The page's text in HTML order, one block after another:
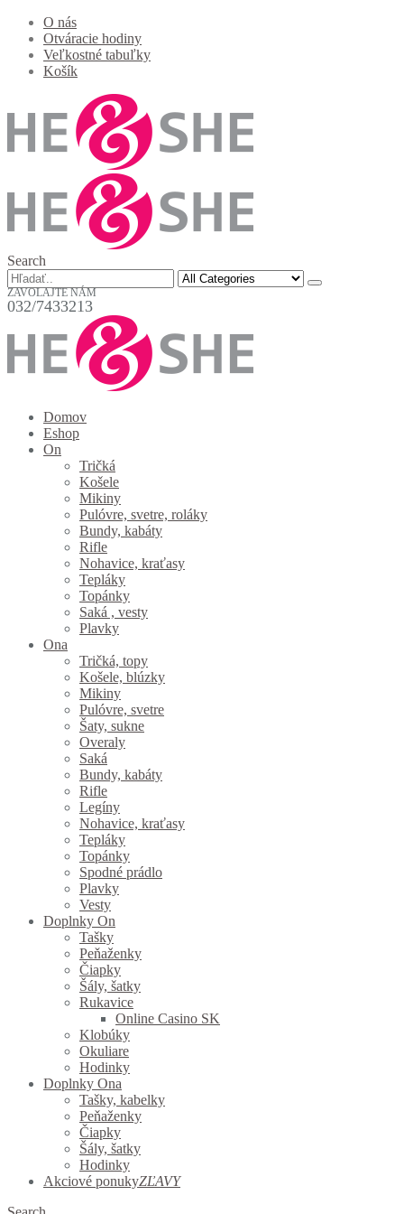
O nás
Otváracie hodiny
Veľkostné tabuľky
Košík
Search
ZAVOLAJTE NÁM
032/7433213
Domov
Eshop
On
Tričká
Košele
Mikiny
Pulóvre, svetre, roláky
Bundy, kabáty
Rifle
Nohavice, kraťasy
Tepláky
Topánky
Saká , vesty
Plavky
Ona
Tričká, topy
Košele, blúzky
Mikiny
Pulóvre, svetre
Šaty, sukne
Overaly
Saká
Bundy, kabáty
Rifle
Legíny
Nohavice, kraťasy
Tepláky
Topánky
Spodné prádlo
Plavky
Vesty
Doplnky On
Tašky
Peňaženky
Čiapky
Šály, šatky
Rukavice
Online Casino SK
Klobúky
Okuliare
Hodinky
Doplnky Ona
Tašky, kabelky
Peňaženky
Čiapky
Šály, šatky
Hodinky
Akciové ponukyZĽAVY